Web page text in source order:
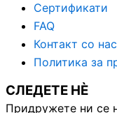
Сертификати
FAQ
Контакт со нас
Политика за
СЛЕДЕТЕ НЀ
Придружете ни се